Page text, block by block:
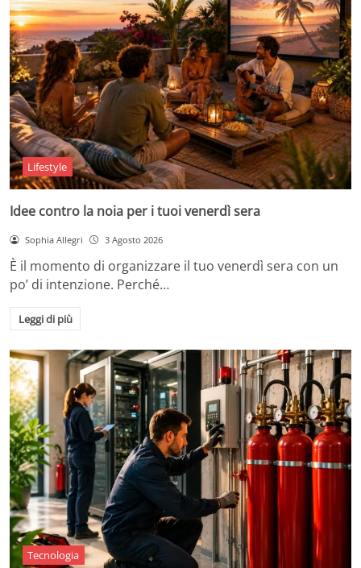
Lifestyle
Idee contro la noia per i tuoi venerdì sera
Sophia Allegri 3 Agosto 2026
È il momento di organizzare il tuo venerdì sera con un
po’ di intenzione. Perché…
Leggi di più
Tecnologia